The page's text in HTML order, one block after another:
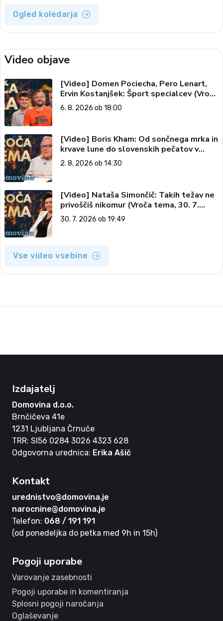
Ogled koledarja
Video objave
[Video] Domen Pociecha, Pero Lenart,
Ervin Kostanjšek: Šport specialcev (Vroča
tema, 6. 8. 2026)
6. 8. 2026 ob 18:00
[Video] Boris Kham: Od sončnega mrka in
krvave lune do slovenskih pečatov v
vesolju (Vroča tema, 2. 8. 2026)
2. 8. 2026 ob 14:30
[Video] Nataša Simončič: Takih težav ne
privoščiš nikomur (Vroča tema, 30. 7.
2026)
30. 7. 2026 ob 19:49
Vse video vsebine
Izdajatelj
Domovina d.o.o.
Brnčičeva 41e
1231 Ljubljana Črnuče
TRR: SI56 0284 3026 4323 628
Odgovorna urednica: Erika Ašič
Kontakt
urednistvo@domovina.je
narocnine@domovina.je
Telefon: 068 / 191 191
(od ponedeljka do petka med 9h in 15h)
Pogoji uporabe
Varovanje zasebnosti
Pogoji uporabe in komentiranja
Splosni pogoji naročanja
Oglaševanje